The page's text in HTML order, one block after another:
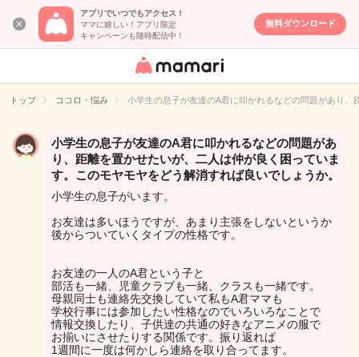
アプリでいつでもアクセス！
ママに嬉しい！アプリ限定
キャンペーンも随時配信中！
無料ダウンロード
女性専用匿名QA
イト
トップ ココロ・悩み 小学生の息子が友達のA君に叩かれるなどの問題があり
小学生の息子が友達のA君に叩かれるなどの問題があ
り、距離を置かせたいが、二人は仲が良く困っていま
す。このモヤモヤをどう解消すれば良いでしょうか。
小学生の息子がいます。
お友達は多いほうですが、あまり主張をしないというか
後からついていくタイプの性格です。
お友達の一人のA君という子と
部活も一緒、児童クラブも一緒、クラスも一緒です。
母親同士も連絡先交換していて私もA君ママも
学校行事には参加したい性格なのでいろいろなことで
情報交換したり、子供達の共通の好きなアニメの服で
お揃いにさせたりする関係です。振り返れば
1週間に一度は何かしら連絡を取り合ってます。